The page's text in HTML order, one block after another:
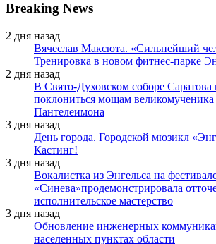
Breaking News
2 дня назад
Вячеслав Максюта. «Сильнейший
Тренировка в новом фитнес-парке
2 дня назад
В Свято-Духовском соборе
поклониться мощам великомученика
Пантелеимона
3 дня назад
День города. Городской мюзикл
Кастинг!
3 дня назад
Вокалистка из Энгельса на
«Синева»продемонстрировала
исполнительское мастерство
3 дня назад
Обновление инженерных
населенных пунктах области